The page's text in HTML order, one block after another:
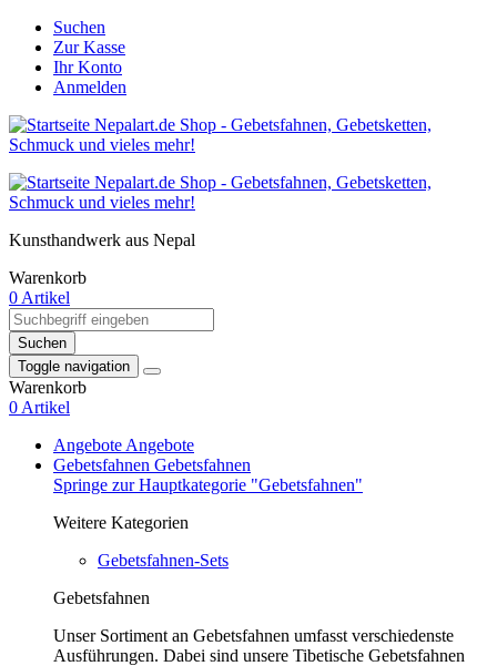
Suchen
Zur Kasse
Ihr Konto
Anmelden
Kunsthandwerk aus Nepal
Warenkorb
0 Artikel
Suchen
Toggle navigation
Warenkorb
0 Artikel
Angebote Angebote
Gebetsfahnen Gebetsfahnen
Springe zur Hauptkategorie "Gebetsfahnen"
Weitere Kategorien
Gebetsfahnen-Sets
Gebetsfahnen
Unser Sortiment an Gebetsfahnen umfasst verschiedenste
Ausführungen. Dabei sind unsere Tibetische Gebetsfahnen